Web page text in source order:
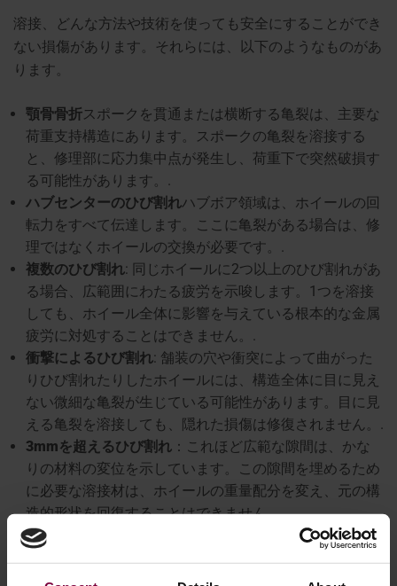
溶接、どんな方法や技術を使っても安全にすることができ
ない損傷があります。それらには、以下のようなものがあ
ります。
顎骨骨折スポークを貫通または横断する亀裂は、主要な
荷重支持構造にあります。スポークの亀裂を溶接する
と、修理部に応力集中点が発生し、荷重下で突然破損す
る可能性があります。.
ハブセンターのひび割れハブボア領域は、ホイールの回
転力をすべて伝達します。ここに亀裂がある場合は、修
理ではなくホイールの交換が必要です。.
複数のひび割れ: 同じホイールに2つ以上のひび割れがあ
る場合、広範囲にわたる疲労を示唆します。1つを溶接
しても、ホイール全体に影響を与えている根本的な金属
疲労に対処することはできません。.
衝撃によるひび割れ: 舗装の穴や衝突によって曲がった
りひび割れたりしたホイールには、構造全体に目に見え
ない微細な亀裂が生じている可能性があります。目に見
える亀裂を溶接しても、隠れた損傷は修復されません。.
3mmを超えるひび割れ ：これほど広範な隙間は、かな
りの材料の変位を示しています。この隙間を埋めるため
に必要な溶接材は、ホイールの重量配分を変え、元の構
造的形状を回復することはできません。.
しいホイールのコストは、高速での構造的故障の結果より